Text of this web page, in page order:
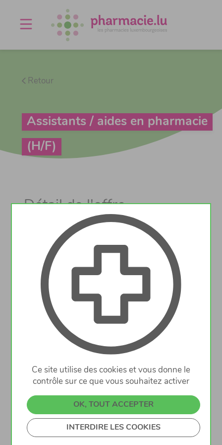
Agenda
À propos
Retour
Assistants / aides en pharmacie
(H/F)
Détail de l'offre
Nous cherchons pour entrée immédiate
un/une assistant(e) en pharmacie
pour un cdi 20-40 heures/sem
vente au comptoir
Lalangue française est indispensableet le
portugais un sérieux atout.
Ce site utilise des cookies et vous donne le
contrôle sur ce que vous souhaitez activer
OK, TOUT ACCEPTER
INTERDIRE LES COOKIES